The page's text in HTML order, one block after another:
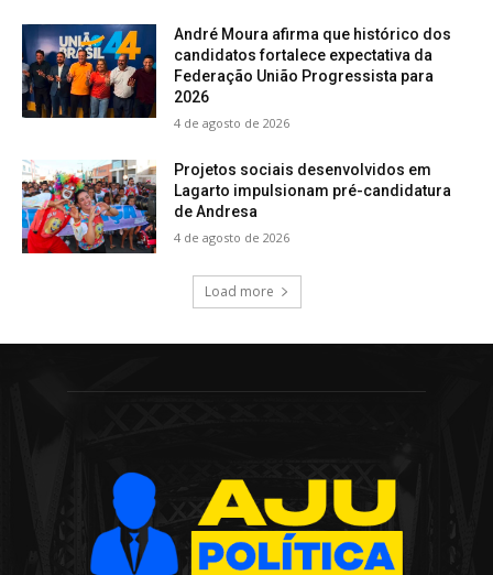
André Moura afirma que histórico dos
candidatos fortalece expectativa da
Federação União Progressista para
2026
4 de agosto de 2026
Projetos sociais desenvolvidos em
Lagarto impulsionam pré-candidatura
de Andresa
4 de agosto de 2026
Load more